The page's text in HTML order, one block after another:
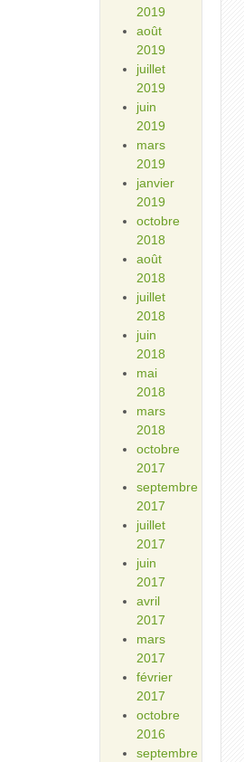
2019
août
2019
juillet
2019
juin
2019
mars
2019
janvier
2019
octobre
2018
août
2018
juillet
2018
juin
2018
mai
2018
mars
2018
octobre
2017
septembre
2017
juillet
2017
juin
2017
avril
2017
mars
2017
février
2017
octobre
2016
septembre